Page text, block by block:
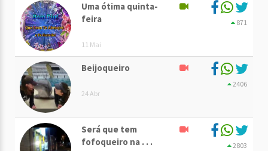
Uma ótima quinta-
feira
11 Mai
871
Beijoqueiro
24 Abr
2406
Será que tem
fofoqueiro na . . .
2803